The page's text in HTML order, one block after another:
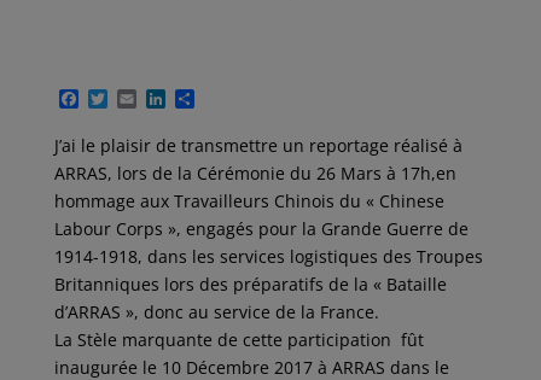
F
c
e
b
o
o
k
T
i
t
t
e
r
E
a
i
l
L
n
k
e
d
I
n
P
r
t
a
g
e
r
J’ai le plaisir de transmettre un reportage réalisé à
ARRAS, lors de la Cérémonie du 26 Mars à 17h,en
hommage aux Travailleurs Chinois du « Chinese
Labour Corps », engagés pour la Grande Guerre de
1914-1918, dans les services logistiques des Troupes
Britanniques lors des préparatifs de la « Bataille
d’ARRAS », donc au service de la France.
La Stèle marquante de cette participation fût
inaugurée le 10 Décembre 2017 à ARRAS dans le